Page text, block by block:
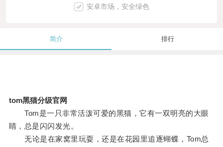
安卓市场，安全绿色
简介 排行
tom黑猫分级官网
Tom是一只非常活泼可爱的黑猫，它有一双明亮的大眼
睛，总是闪闪发光。
无论是在家窝里玩耍，还是在花园里追逐蝴蝶，Tom总